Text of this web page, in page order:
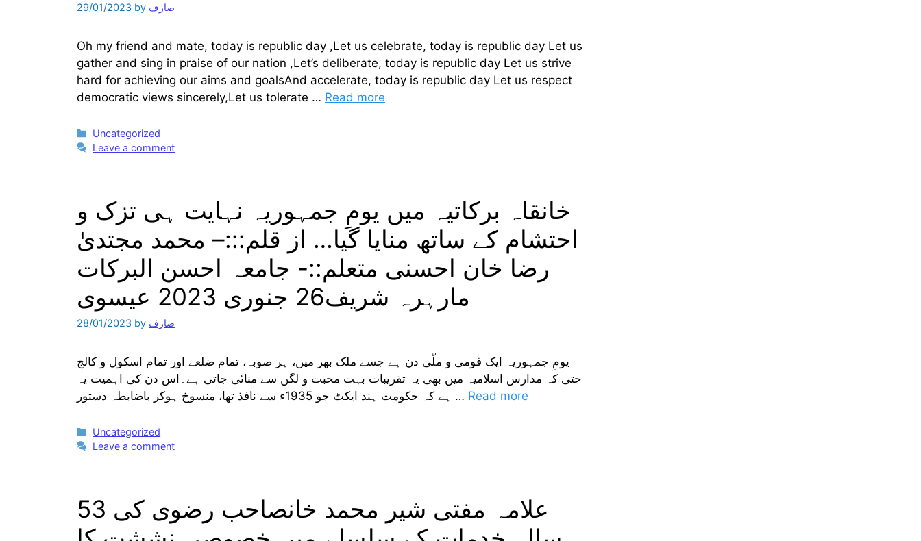
29/01/2023 by صارف
Oh my friend and mate, today is republic day ,Let us celebrate, today is republic day Let us
gather and sing in praise of our nation ,Let’s deliberate, today is republic day Let us strive
hard for achieving our aims and goalsAnd accelerate, today is republic day Let us respect
democratic views sincerely,Let us tolerate … Read more
Categories
Uncategorized
Leave a comment
خانقاہ برکاتیہ میں یومِ جمہوریہ نہایت ہی تزک و
احتشام کے ساتھ منایا گیا… از قلم:::– محمد مجتدیٰ
رضا خان احسنی متعلم::- جامعہ احسن البرکات
مارہرہ شریف26 جنوری 2023 عیسوی
28/01/2023 by صارف
یومِ جمہوریہ ایک قومی و ملّی دن ہے جسے ملک بھر میں، ہر صوبہ، تمام ضلعے اور تمام اسکول و کالج
حتی کہ مدارس اسلامیہ میں بھی یہ تقریبات بہت محبت و لگن سے مناںٔی جاتی ہے۔اس دن کی اہمیت یہ
ہے کہ حکومت ہند ایکٹ جو 1935ء سے نافذ تھا، منسوخ ہوکر باضابطہ دستور … Read more
Categories
Uncategorized
Leave a comment
علامہ مفتی شیر محمد خانصاحب رضوی کی 53